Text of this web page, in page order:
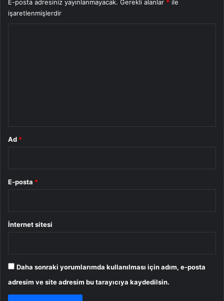
E-posta adresiniz yayınlanmayacak. Gerekli alanlar * ile
işaretlenmişlerdir
Ad *
E-posta *
İnternet sitesi
Daha sonraki yorumlarımda kullanılması için adım, e-posta
adresim ve site adresim bu tarayıcıya kaydedilsin.